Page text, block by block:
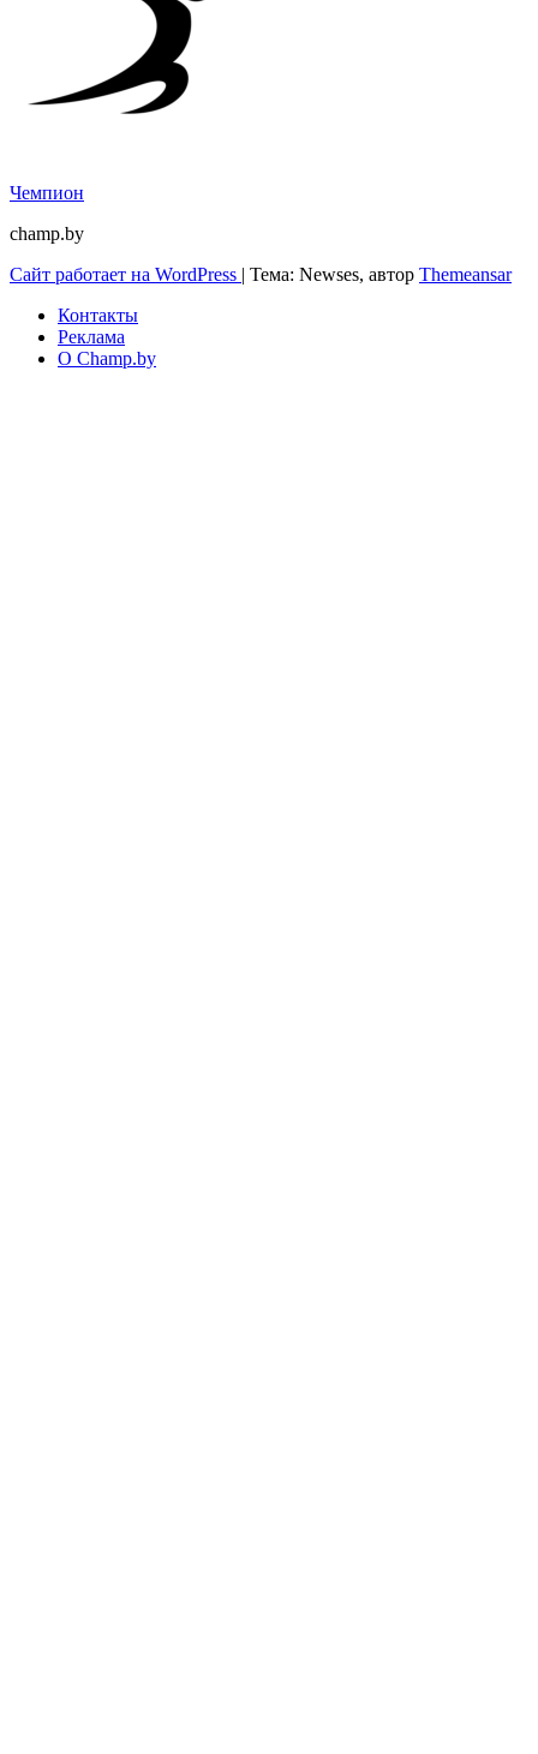
Чемпион
champ.by
Сайт работает на WordPress | Тема: Newses, автор Themeansar
Контакты
Реклама
О Champ.by